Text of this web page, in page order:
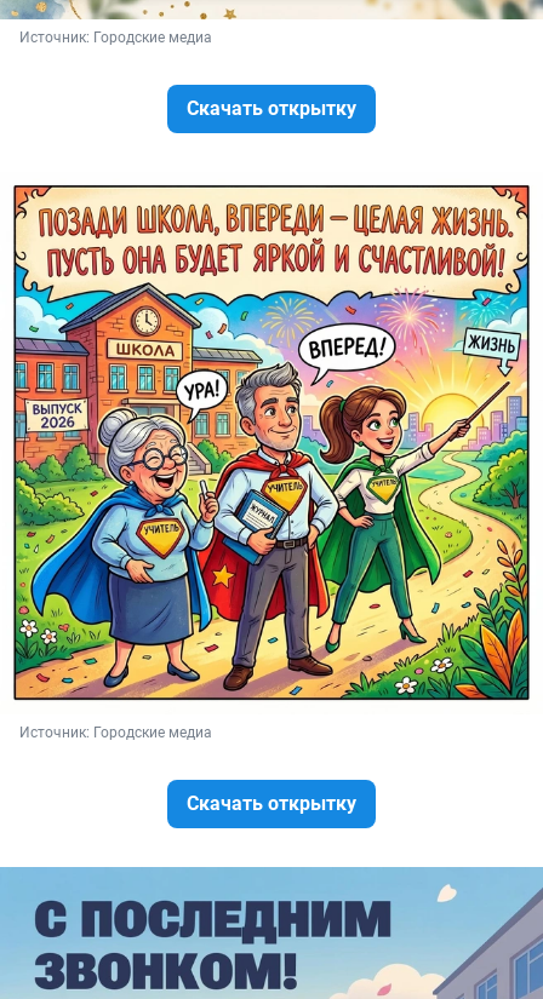
Источник: Городские медиа
Скачать открытку
Источник: Городские медиа
Скачать открытку